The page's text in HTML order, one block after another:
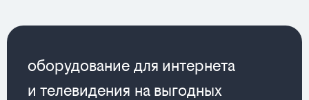
оборудование для интернета
и телевидения на выгодных